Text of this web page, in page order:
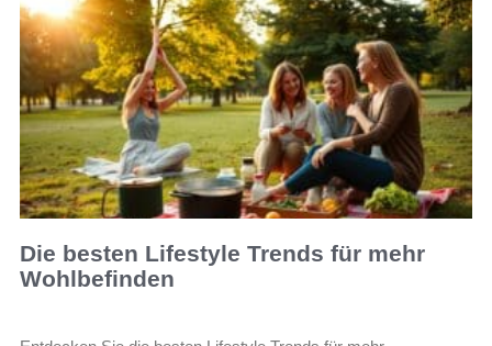
Die besten Lifestyle Trends für mehr
Wohlbefinden